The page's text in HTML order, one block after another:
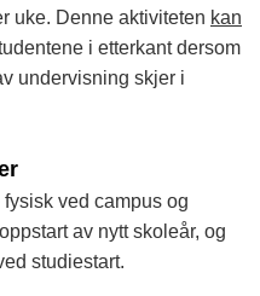
uke. Denne aktiviteten kan
i etterkant dersom
undervisning skjer i
ved campus og
av nytt skoleår, og
studiestart.